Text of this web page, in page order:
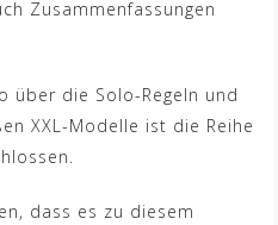
Zusammenfassungen
über die Solo-Regeln und
XXL-Modelle ist die Reihe
dass es zu diesem